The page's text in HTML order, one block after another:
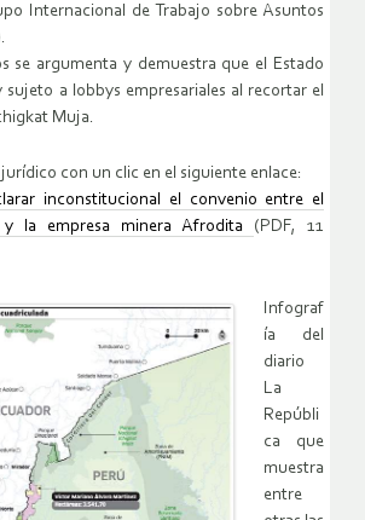
Internacional de Trabajo sobre Asuntos
se argumenta y demuestra que el Estado
a lobbys empresariales al recortar el
Muja.
con un clic en el siguiente enlace:
inconstitucional el convenio entre el
y la empresa minera Afrodita (PDF, 11
Infograf
ía del
diario
La
Repúbli
ca que
muestra
entre